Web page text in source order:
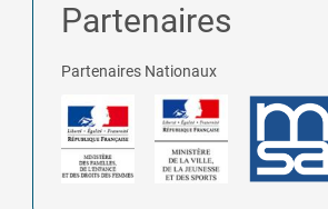
Partenaires
Partenaires Nationaux